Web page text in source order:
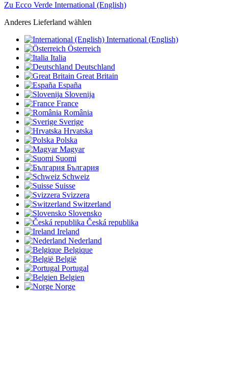
Zu Ecco Verde International (English)
Anderes Lieferland wählen
International (English)
Österreich
Italia
Deutschland
Great Britain
España
Slovenija
France
România
Sverige
Hrvatska
Polska
Magyar
Suomi
България
Schweiz
Suisse
Svizzera
Switzerland
Slovensko
Česká republika
Ireland
Nederland
Belgique
België
Portugal
Belgien
Norge